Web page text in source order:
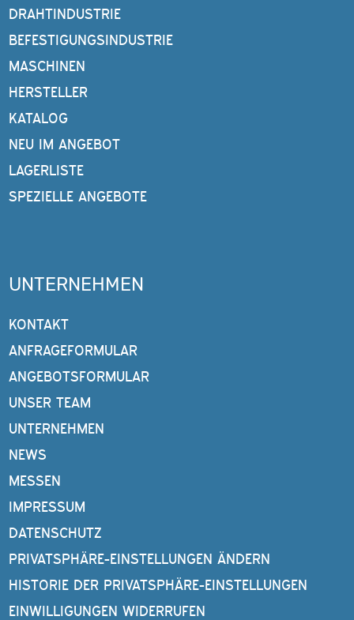
DRAHTINDUSTRIE
BEFESTIGUNGSINDUSTRIE
MASCHINEN
HERSTELLER
KATALOG
NEU IM ANGEBOT
LAGERLISTE
SPEZIELLE ANGEBOTE
UNTERNEHMEN
KONTAKT
ANFRAGEFORMULAR
ANGEBOTSFORMULAR
UNSER TEAM
UNTERNEHMEN
NEWS
MESSEN
IMPRESSUM
DATENSCHUTZ
PRIVATSPHÄRE-EINSTELLUNGEN ÄNDERN
HISTORIE DER PRIVATSPHÄRE-EINSTELLUNGEN
EINWILLIGUNGEN WIDERRUFEN